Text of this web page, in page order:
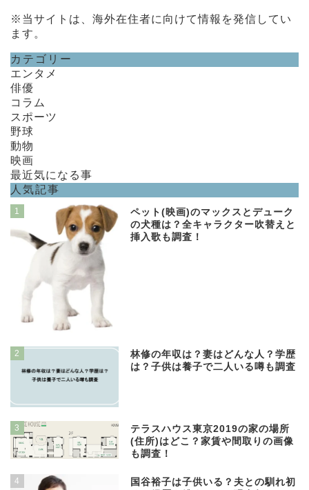
※当サイトは、海外在住者に向けて情報を発信してい
ます。
カテゴリー
エンタメ
俳優
コラム
スポーツ
野球
動物
映画
最近気になる事
人気記事
1
ペット(映画)のマックスとデューク
の犬種は？全キャラクター吹替えと
挿入歌も調査！
2
林修の年収は？妻はどんな人？学歴
は？子供は養子で二人いる噂も調査
3
テラスハウス東京2019の家の場所
(住所)はどこ？家賃や間取りの画像
も調査！
4
国谷裕子は子供いる？夫との馴れ初